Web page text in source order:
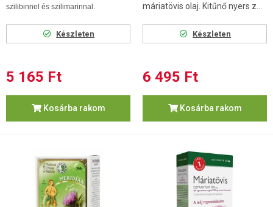
szilibinnel és szilimarinnal.
Készleten
5 165 Ft
Kosárba rakom
máriatövis olaj. Kitűnő nyers z...
Készleten
6 495 Ft
Kosárba rakom